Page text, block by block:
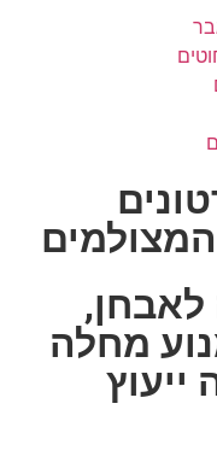
מחלה
ייעוץ